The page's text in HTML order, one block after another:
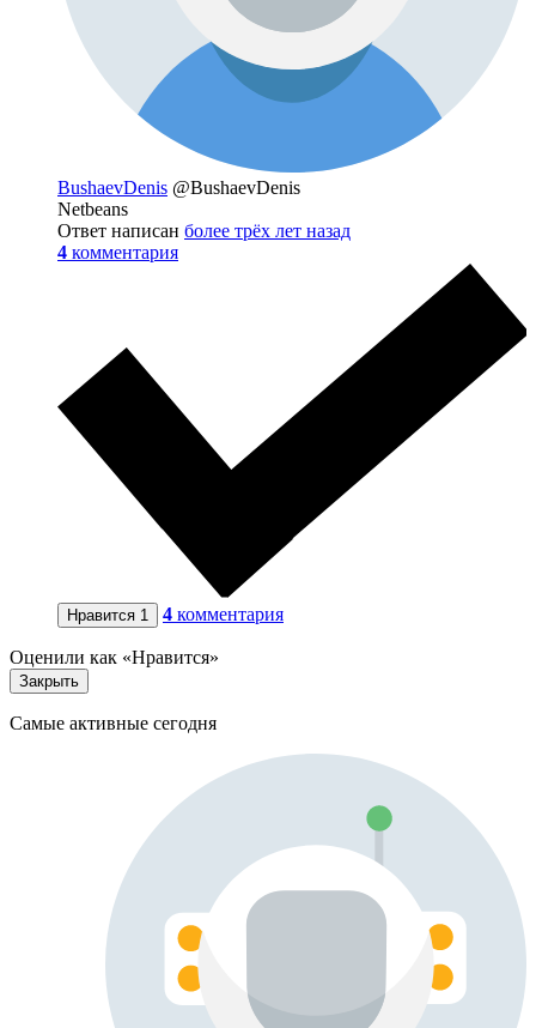
BushaevDenis @BushaevDenis
Netbeans
Ответ написан более трёх лет назад
4 комментария
Нравится 1 4 комментария
Оценили как «Нравится»
Закрыть
Самые активные сегодня